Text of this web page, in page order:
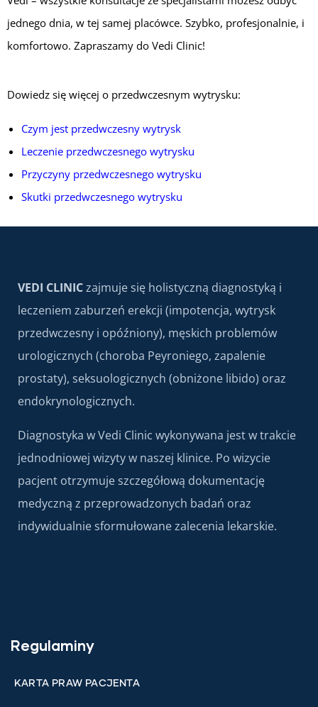
jednego dnia, w tej samej placówce. Szybko, profesjonalnie, i
komfortowo. Zapraszamy do Vedi Clinic!
Dowiedz się więcej o przedwczesnym wytrysku:
Czym jest przedwczesny wytrysk
Leczenie przedwczesnego wytrysku
Przyczyny przedwczesnego wytrysku
Skutki przedwczesnego wytrysku
VEDI CLINICzajmuje się holistyczną diagnostyką i
leczeniem zaburzeń erekcji (impotencja, wytrysk
przedwczesny i opóźniony), męskich problemów
urologicznych (choroba Peyroniego, zapalenie
prostaty), seksuologicznych (obniżone libido) oraz
endokrynologicznych.
Diagnostyka w Vedi Clinic wykonywana jest w trakcie
jednodniowej wizyty w naszej klinice. Po wizycie
pacjent otrzymuje szczegółową dokumentację
medyczną z przeprowadzonych badań oraz
indywidualnie sformułowane zalecenia lekarskie.
Regulaminy
KARTA PRAW PACJENTA